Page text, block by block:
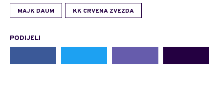
MAJK DAUM KK CRVENA ZVEZDA
PODIJELI